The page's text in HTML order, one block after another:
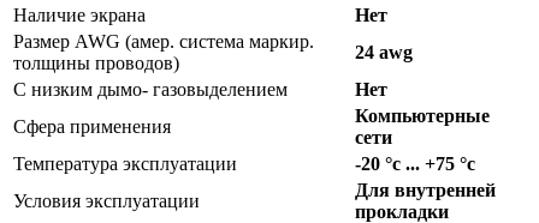
Наличие экрана
Нет
Размер AWG (амер. система маркир.
толщины проводов)
24 awg
С низким дымо- газовыделением
Нет
Сфера применения
Компьютерные
сети
Температура эксплуатации
-20 °c ... +75 °c
Условия эксплуатации
Для внутренней
прокладки